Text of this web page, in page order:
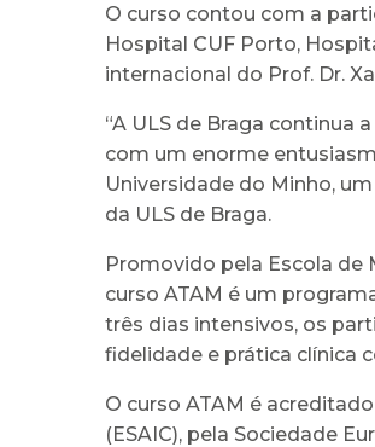
O curso contou com a
Hospital CUF Porto,
internacional do Prof. Dr.
“A ULS de Braga continua
com um enorme
Universidade do Minho,
da ULS de Braga.
Promovido pela Escola de
curso ATAM é um
três dias intensivos, os
fidelidade e prática clínica
O curso ATAM é
(ESAIC), pela Sociedade